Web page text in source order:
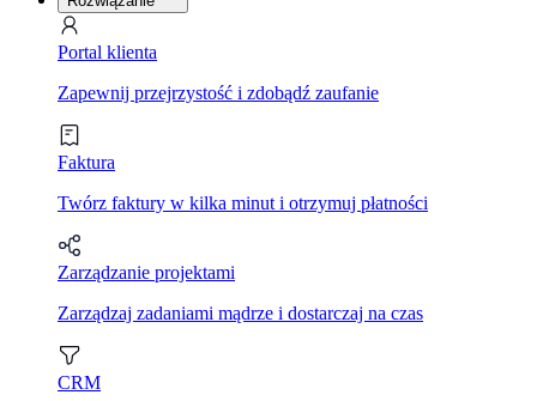
Portal klienta
Zapewnij przejrzystość i zdobądź zaufanie
Faktura
Twórz faktury w kilka minut i otrzymuj płatności
Zarządzanie projektami
Zarządzaj zadaniami mądrze i dostarczaj na czas
CRM